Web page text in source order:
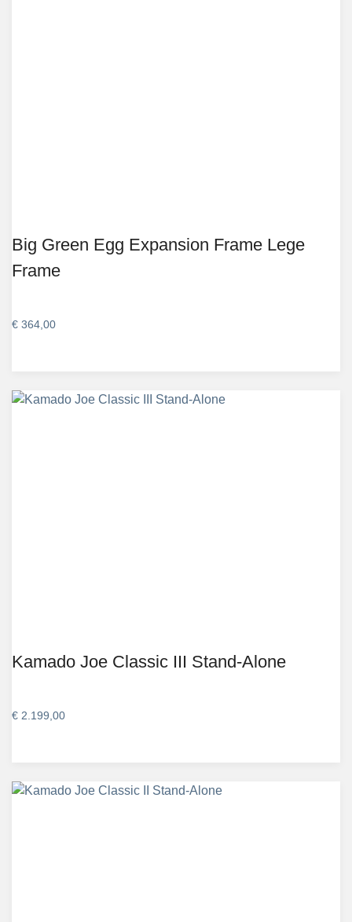
Big Green Egg Expansion Frame Lege
Frame
€ 364,00
Kamado Joe Classic III Stand-Alone
€ 2.199,00